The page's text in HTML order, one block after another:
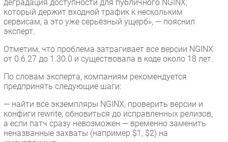
Каталог компаний
деградация доступности для публичного NGINX,
который держит входной трафик к нескольким
сервисам, а это уже серьёзный ущерб», — пояснил
эксперт.
Отметим, что проблема затрагивает все версии NGINX
от 0.6.27 до 1.30.0 и существовала в коде около 18 лет.
По словам эксперта, компаниям рекомендуется
предпринять следующие шаги:
— найти все экземпляры NGINX, проверить версии и
конфиги rewrite, обновиться до исправленных релизов,
а если патч сразу невозможен — временно заменить
неназванные захваты (например $1, $2) на